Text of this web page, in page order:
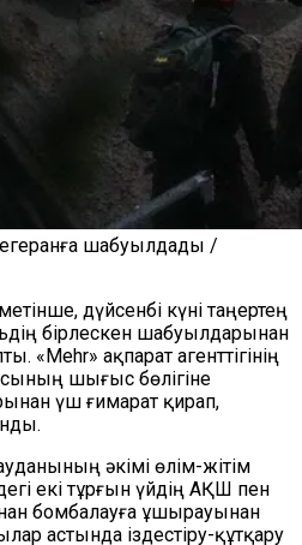
шабуылдады /
дүйсенбі күні таңертең
бірлескен шабуылдарынан
«Mehr» ақпарат агенттігінің
шығыс бөлігіне
үш ғимарат қирап,
әкімі өлім-жітім
екі тұрғын үйдің АҚШ пен
бомбалауға ұшырауынан
астында іздестіру-құтқару